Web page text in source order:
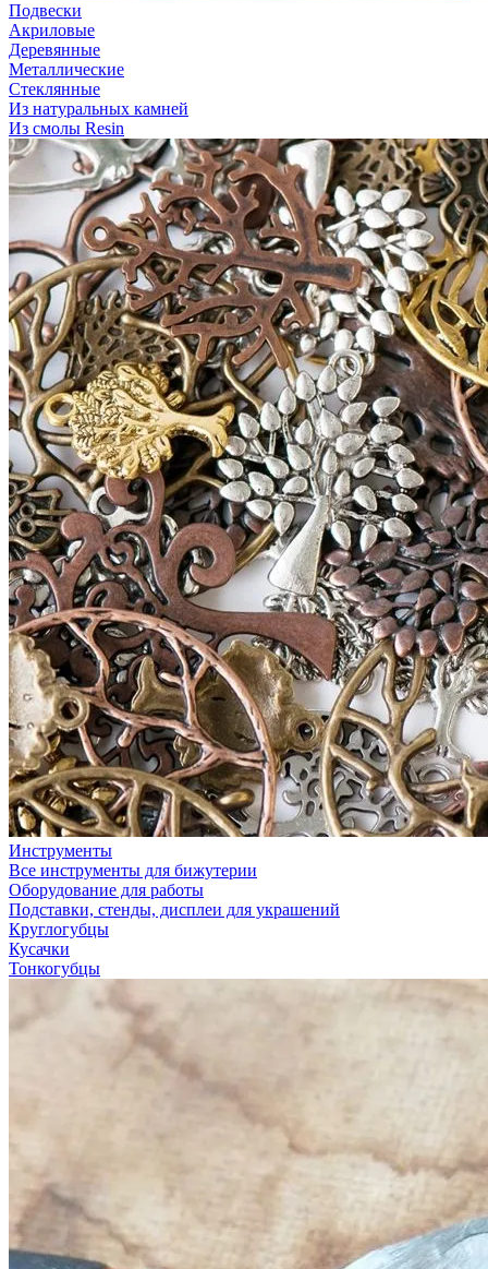
Подвески
Акриловые
Деревянные
Металлические
Стеклянные
Из натуральных камней
Из смолы Resin
Инструменты
Все инструменты для бижутерии
Оборудование для работы
Подставки, стенды, дисплеи для украшений
Круглогубцы
Кусачки
Тонкогубцы